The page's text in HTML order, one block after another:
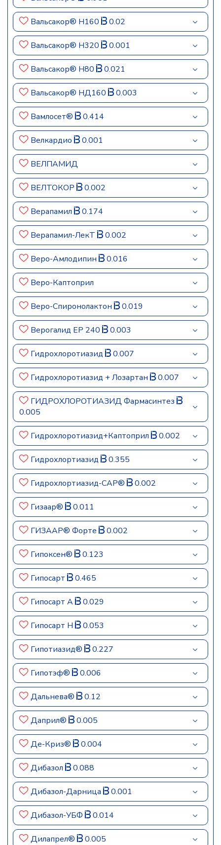
Вальсакор® Н160 0.02
Вальсакор® Н320 0.001
Вальсакор® Н80 0.021
Вальсакор® НД160 0.003
Вамлосет® 0.414
Велкардио 0.001
ВЕЛПАМИД
ВЕЛТОКОР 0.002
Верапамил 0.174
Верапамил-ЛекТ 0.002
Веро-Амлодипин 0.016
Веро-Каптоприл
Веро-Спиронолактон 0.019
Верогалид ЕР 240 0.003
Гидрохлоротиазид 0.007
Гидрохлоротиазид + Лозартан 0.007
ГИДРОХЛОРОТИАЗИД Фармасинтез
0.005
Гидрохлоротиазид+Каптоприл 0.002
Гидрохлортиазид 0.355
Гидрохлортиазид-САР® 0.002
Гизаар® 0.011
ГИЗААР® Форте 0.002
Гипоксен® 0.123
Гипосарт 0.465
Гипосарт А 0.029
Гипосарт Н 0.053
Гипотиазид® 0.227
Гипотэф® 0.006
Дальнева® 0.12
Даприл® 0.005
Де-Криз® 0.004
Дибазол 0.088
Дибазол-Дарница 0.001
Дибазол-УБФ 0.014
Дилапрел® 0.005